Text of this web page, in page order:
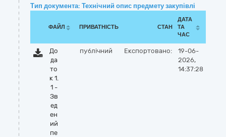
Тип документа: Технічний опис предмету закупівлі
ФАЙЛ ПРИВАТНІСТЬ СТАН
ДАТА
ТА
ЧАС
До
да
то
к 1.
1 -
Зв
ед
ен
ий
пе
публічний Експортовано:
19-06-
2026,
14:37:28